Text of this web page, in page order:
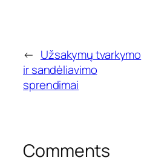
← Užsakymų tvarkymo
ir sandėliavimo
sprendimai
Comments